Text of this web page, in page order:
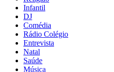
Infantil
DJ
Comédia
Rádio Colégio
Entrevista
Natal
Saúde
Música